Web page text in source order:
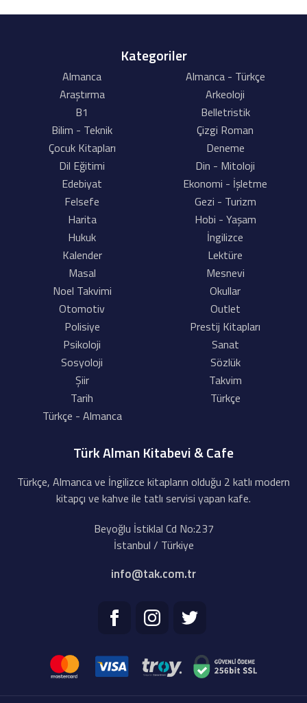
Kategoriler
Almanca
Almanca - Türkçe
Araştırma
Arkeoloji
B1
Belletristik
Bilim - Teknik
Çizgi Roman
Çocuk Kitapları
Deneme
Dil Eğitimi
Din - Mitoloji
Edebiyat
Ekonomi - İşletme
Felsefe
Gezi - Turizm
Harita
Hobi - Yaşam
Hukuk
İngilizce
Kalender
Lektüre
Masal
Mesnevi
Noel Takvimi
Okullar
Otomotiv
Outlet
Polisiye
Prestij Kitapları
Psikoloji
Sanat
Sosyoloji
Sözlük
Şiir
Takvim
Tarih
Türkçe
Türkçe - Almanca
Türk Alman Kitabevi & Cafe
Türkçe, Almanca ve İngilizce kitapların olduğu 2 katlı modern
kitapçı ve kahve ile tatlı servisi yapan kafe.
Beyoğlu İstiklal Cd No:237
İstanbul / Türkiye
info@tak.com.tr